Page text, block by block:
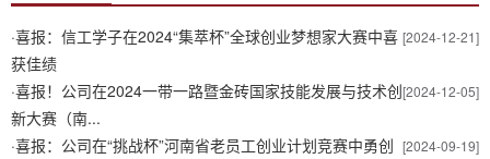
[2024-12-21]
·喜报：信工学子在2024“集萃杯”全球创业梦想家大赛中喜
获佳绩
[2024-12-05]
·喜报！公司在2024一带一路暨金砖国家技能发展与技术创
新大赛（南...
[2024-09-19]
·喜报：公司在“挑战杯”河南省老员工创业计划竞赛中勇创